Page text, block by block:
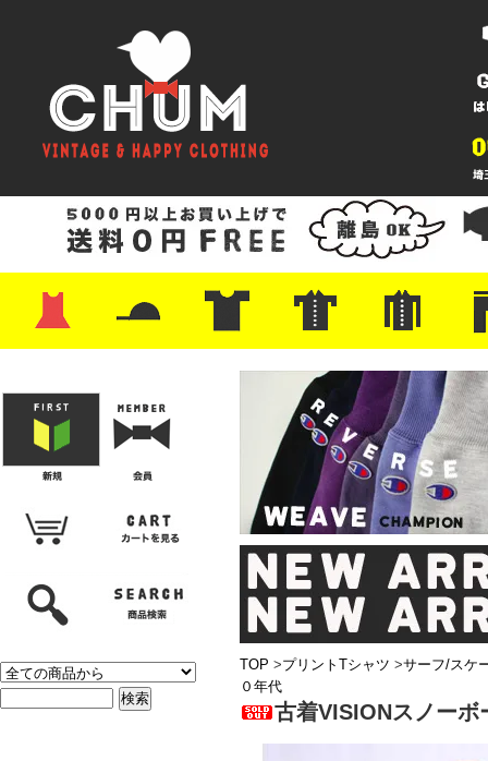
・レザーシューズ/スニーカー
・プリントTシャツ
・バンド/ツアー
・キャラクター
・Nike/adidas/スポーツ
・チャンピオン
・サーフ/スケート
・ボーダー/総柄/無地
・フットボール/リンガー
・タンクトップ/NBA・ポロシャツ
・半袖シャツ
・アロハ/サーフ/ボーリング
・ラルフ/ブランド
・無地/チェック/ストラ
・ワーク/ミリタリー/ウ
・ネル/ウール ・ショ
・アウ
・ジー
・
・ミリ
・コー
・コッ
・オー
・ジャ
ン
TOP >プリントTシャツ >サーフ/スケ
０年代
古着VISIONスノーボ